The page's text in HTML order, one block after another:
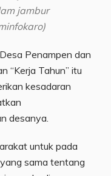
jambur
Penampen dan
“Kerja Tahun” itu
kesadaran
desanya.
untuk pada
sama tentang